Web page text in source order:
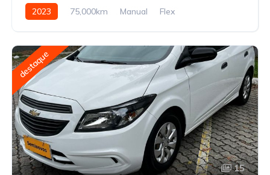
2023 75,000km Manual Flex
destaque
15